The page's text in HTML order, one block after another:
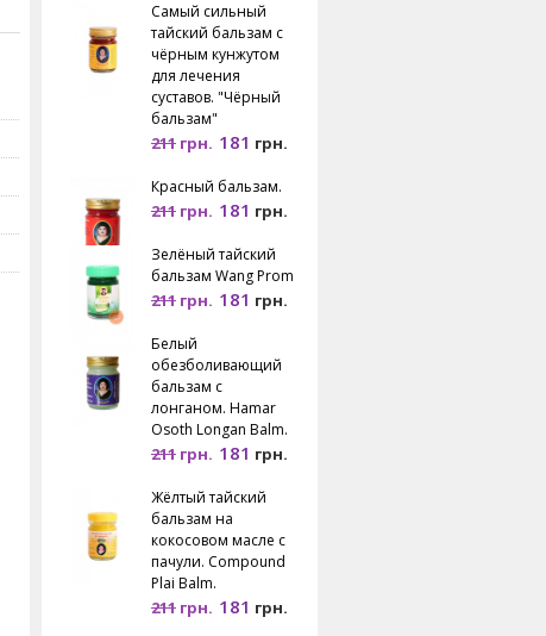
Самый сильный
тайский бальзам с
чёрным кунжутом
для лечения
суставов. "Чёрный
бальзам"
211 грн. 181 грн.
Красный бальзам.
211 грн. 181 грн.
Зелёный тайский
бальзам Wang Prom
211 грн. 181 грн.
Белый
обезболивающий
бальзам с
лонганом. Hamar
Osoth Longan Balm.
211 грн. 181 грн.
Жёлтый тайский
бальзам на
кокосовом масле с
пачули. Compound
Plai Balm.
211 грн. 181 грн.